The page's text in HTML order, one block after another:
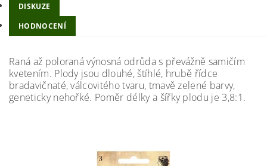
DISKUZE
HODNOCENÍ
Raná až poloraná výnosná odrůda s převážně samičím
kvetením. Plody jsou dlouhé, štíhlé, hrubě řídce
bradavičnaté, válcovitého tvaru, tmavě zelené barvy,
geneticky nehořké. Poměr délky a šířky plodu je 3,8:1.